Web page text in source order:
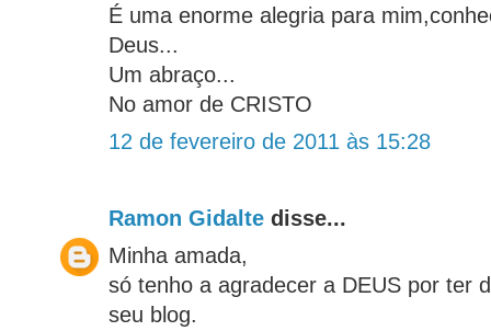
É uma enorme alegria para
Deus...
Um abraço...
No amor de CRISTO
12 de fevereiro de 2011 às 15:28
Ramon Gidalte disse...
Minha amada,
só tenho a agradecer a DEUS por ter
seu blog.